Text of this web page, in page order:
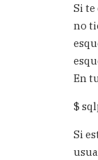
(not
Si
no
En
$
Si